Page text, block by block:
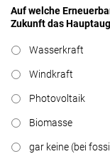
Auf welche
Zukunft das
Wasserkraft
Windkraft
Photovoltaik
Biomasse
gar keine (bei